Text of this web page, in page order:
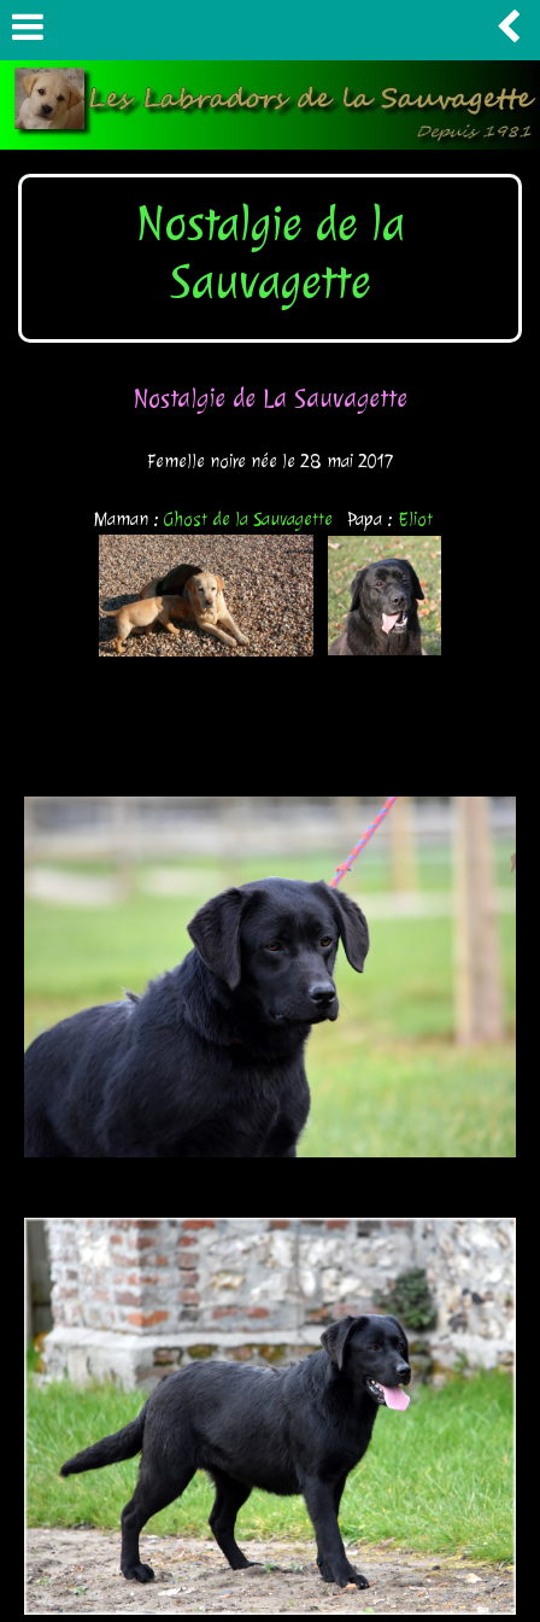
Nostalgie de la
Sauvagette
Nostalgie de La Sauvagette
Femelle noire née le 28 mai 2017
Maman : Ghost de la Sauvagette Papa : Eliot